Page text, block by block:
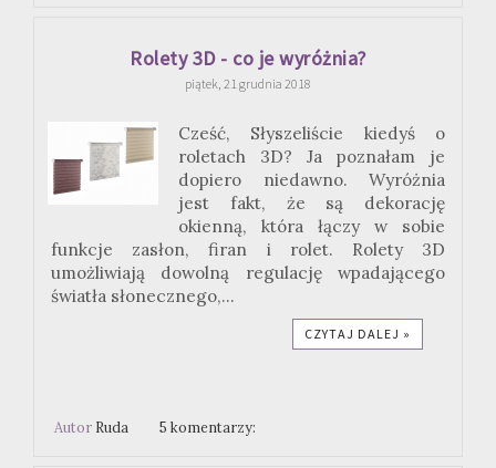
Rolety 3D - co je wyróżnia?
piątek, 21 grudnia 2018
Cześć, Słyszeliście kiedyś o
roletach 3D? Ja poznałam je
dopiero niedawno. Wyróżnia
jest fakt, że są dekorację
okienną, która łączy w sobie
funkcje zasłon, firan i rolet. Rolety 3D
umożliwiają dowolną regulację wpadającego
światła słonecznego,...
CZYTAJ DALEJ »
Autor Ruda 5 komentarzy: